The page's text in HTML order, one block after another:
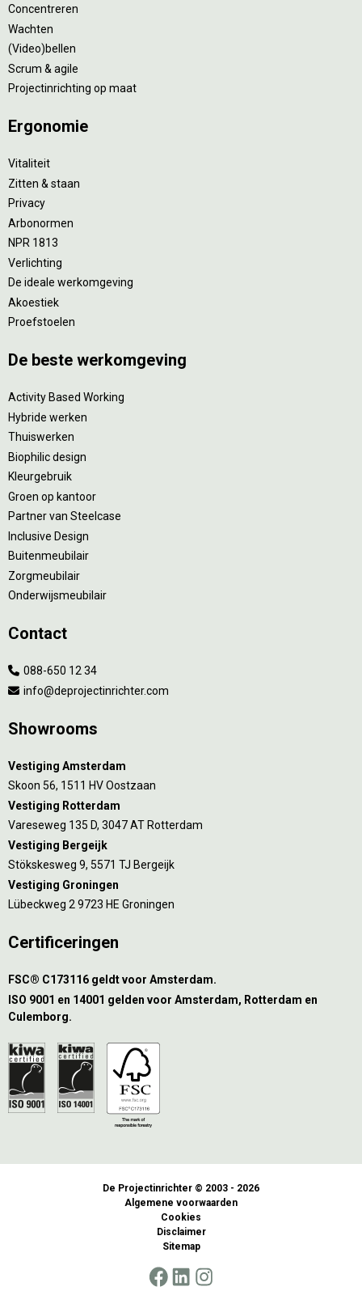
Concentreren
Wachten
(Video)bellen
Scrum & agile
Projectinrichting op maat
Ergonomie
Vitaliteit
Zitten & staan
Privacy
Arbonormen
NPR 1813
Verlichting
De ideale werkomgeving
Akoestiek
Proefstoelen
De beste werkomgeving
Activity Based Working
Hybride werken
Thuiswerken
Biophilic design
Kleurgebruik
Groen op kantoor
Partner van Steelcase
Inclusive Design
Buitenmeubilair
Zorgmeubilair
Onderwijsmeubilair
Contact
088-650 12 34
info@deprojectinrichter.com
Showrooms
Vestiging Amsterdam
Skoon 56, 1511 HV Oostzaan
Vestiging Rotterdam
Vareseweg 135 D, 3047 AT Rotterdam
Vestiging Bergeijk
Stökskesweg 9, 5571 TJ Bergeijk
Vestiging Groningen
Lübeckweg 2 9723 HE Groningen
Certificeringen
FSC® C173116 geldt voor Amsterdam.
ISO 9001 en 14001 gelden voor Amsterdam, Rotterdam en
Culemborg.
De Projectinrichter © 2003 - 2026
Algemene voorwaarden
Cookies
Disclaimer
Sitemap